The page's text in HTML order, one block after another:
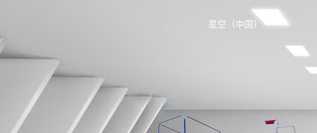
星空（中国）